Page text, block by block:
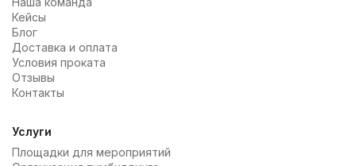
Кейсы
Блог
Доставка и оплата
Условия проката
Отзывы
Контакты
Услуги
Площадки для мероприятий